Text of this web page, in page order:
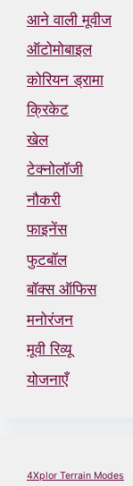
आने वाली मूवीज
ऑटोमोबाइल
कोरियन ड्रामा
क्रिकेट
खेल
टेक्नोलॉजी
नौकरी
फाइनेंस
फुटबॉल
बॉक्स ऑफिस
मनोरंजन
मूवी रिव्यू
योजनाएँ
4Xplor Terrain Modes